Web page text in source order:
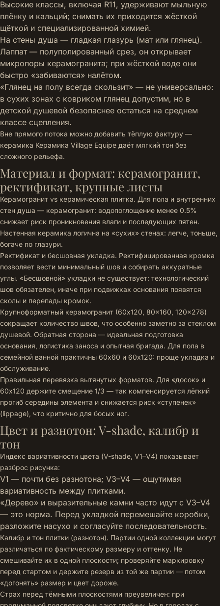
Высокие классы, включая R11, удерживают мыльную
плёнку и кальций; снимать их приходится жёсткой
щёткой и специализированной химией.
На стены душа — гладкая глазурь (мат или глянец).
Лаппат — полуполированный срез, он открывает
микропоры керамогранита; при жёсткой воде они
быстро «забиваются» налётом.
«Глянец на полу всегда скользит» — не универсально:
в сухих зонах с ковриком глянец допустим, но в
детской душевой безопаснее остаться на среднем
классе сцепления.
Вне прямого потока можно добавить тёплую фактуру —
керамика Керамика Village Equipe даёт мягкий тон без
сложного рельефа.
Материал и формат: керамогранит,
ректификат, крупные листы
Керамогранит vs керамическая плитка. Для пола и внутренних
стен душа — керамогранит: водопоглощение менее 0.5%
снижает риск проникновения влаги и последующих пятен.
Настенная керамика логична на «сухих» стенах: легче, тоньше,
богаче по глазури.
Ректификат и бесшовная укладка. Ректифицированная кромка
позволяет вести минимальный шов и собирать аккуратные
углы. «Бесшовной» укладки не существует: технологический
шов обязателен, иначе при подвижках основания появятся
сколы и перепады кромок.
Крупноформатный керамогранит (60x120, 80x160, 120x278)
сокращает количество швов, что особенно заметно за стеклом
душевой. Обратная сторона — идеальная подготовка
основания, логистика заноса и опытная бригада. Для пола в
семейной ванной практичны 60x60 и 60x120: проще укладка и
обслуживание.
Правильная перевязка вытянутых форматов. Для «досок» и
60x120 держите смещение 1/3 — так компенсируется лёгкий
прогиб середины элемента и снижается риск «ступенек»
(lippage), что критично для босых ног.
Цвет и разнотон: V-shade, калибр и
тон
Индекс вариативности цвета (V-shade, V1–V4) показывает
разброс рисунка:
V1 — почти без разнотона; V3–V4 — ощутимая
вариативность между плитками.
«Дерево» и выразительные камни часто идут с V3–V4
— это норма. Перед укладкой перемешайте коробки,
разложите насухо и согласуйте последовательность.
Калибр и тон плитки (разнотон). Партии одной коллекции могут
различаться по фактическому размеру и оттенку. Не
смешивайте их в одной плоскости; проверяйте маркировку
перед стартом и держите резерв из той же партии — потом
«догонять» размер и цвет дороже.
Страх перед тёмными плоскостями преувеличен: при